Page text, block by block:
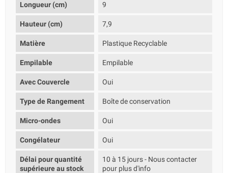
Longueur (cm) 9
Hauteur (cm) 7,9
Matière Plastique Recyclable
Empilable Empilable
Avec Couvercle Oui
Type de Rangement Boîte de conservation
Micro-ondes Oui
Congélateur Oui
Délai pour quantité
supérieure au stock
10 à 15 jours - Nous contacter
pour plus d'info